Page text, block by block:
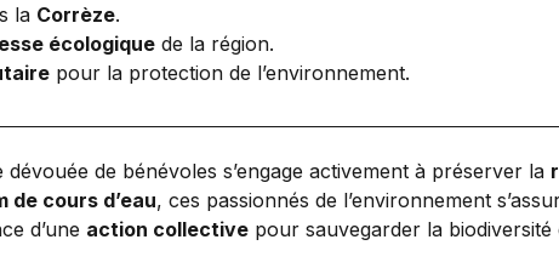
la Corrèze.
écologique de la région.
pour la protection de l’environnement.
de bénévoles s’engage activement à préserver la
de cours d’eau, ces passionnés de l’environnement
d’une action collective pour sauvegarder la biodiversité